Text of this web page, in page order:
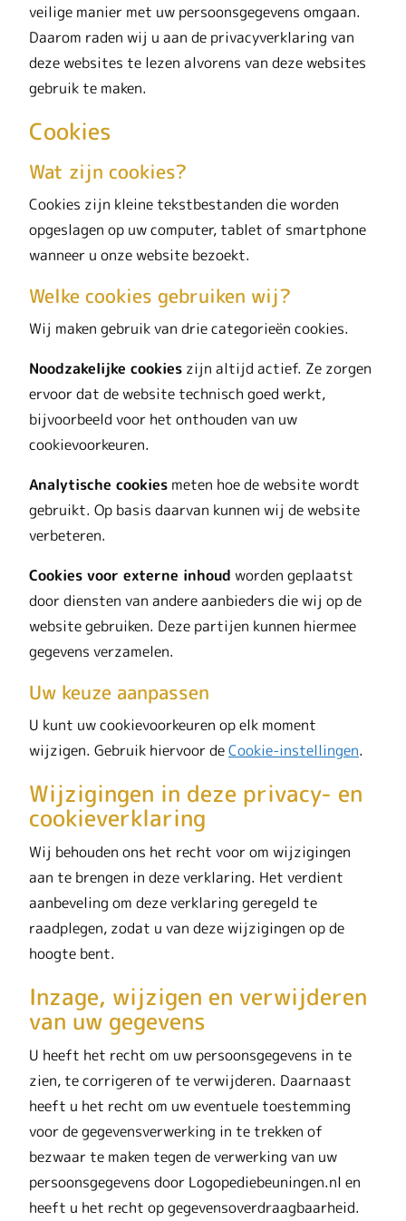
veilige manier met uw persoonsgegevens omgaan.
Daarom raden wij u aan de privacyverklaring van
deze websites te lezen alvorens van deze websites
gebruik te maken.
Cookies
Wat zijn cookies?
Cookies zijn kleine tekstbestanden die worden
opgeslagen op uw computer, tablet of smartphone
wanneer u onze website bezoekt.
Welke cookies gebruiken wij?
Wij maken gebruik van drie categorieën cookies.
Noodzakelijke cookies zijn altijd actief. Ze zorgen
ervoor dat de website technisch goed werkt,
bijvoorbeeld voor het onthouden van uw
cookievoorkeuren.
Analytische cookies meten hoe de website wordt
gebruikt. Op basis daarvan kunnen wij de website
verbeteren.
Cookies voor externe inhoud worden geplaatst
door diensten van andere aanbieders die wij op de
website gebruiken. Deze partijen kunnen hiermee
gegevens verzamelen.
Uw keuze aanpassen
U kunt uw cookievoorkeuren op elk moment
wijzigen. Gebruik hiervoor deCookie-instellingen.
Wijzigingen in deze privacy- en
cookieverklaring
Wij behouden ons het recht voor om wijzigingen
aan te brengen in deze verklaring. Het verdient
aanbeveling om deze verklaring geregeld te
raadplegen, zodat u van deze wijzigingen op de
hoogte bent.
Inzage, wijzigen en verwijderen
van uw gegevens
U heeft het recht om uw persoonsgegevens in te
zien, te corrigeren of te verwijderen. Daarnaast
heeft u het recht om uw eventuele toestemming
voor de gegevensverwerking in te trekken of
bezwaar te maken tegen de verwerking van uw
persoonsgegevens door Logopediebeuningen.nl en
heeft u het recht op gegevensoverdraagbaarheid.